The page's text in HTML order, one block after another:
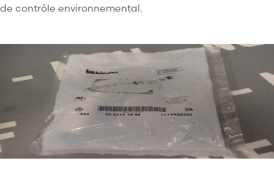
de contrôle environnemental.